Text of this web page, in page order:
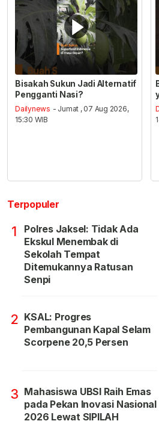
Bisakah Sukun Jadi Alternatif
Pengganti Nasi?
Dailynews - Jumat , 07 Aug 2026,
15:30 WIB
Terpopuler
1
Polres Jaksel: Tidak Ada
Ekskul Menembak di
Sekolah Tempat
Ditemukannya Ratusan
Senpi
2 KSAL: Progres
Pembangunan Kapal Selam
Scorpene 20,5 Persen
3 Mahasiswa UBSI Raih Emas
pada Pekan Inovasi Nasional
2026 Lewat SIPILAH